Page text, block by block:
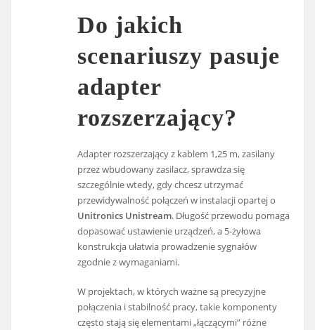
Do jakich
scenariuszy pasuje
adapter
rozszerzający?
Adapter rozszerzający z kablem 1,25 m, zasilany
przez wbudowany zasilacz, sprawdza się
szczególnie wtedy, gdy chcesz utrzymać
przewidywalność połączeń w instalacji opartej o
Unitronics Unistream. Długość przewodu pomaga
dopasować ustawienie urządzeń, a 5-żyłowa
konstrukcja ułatwia prowadzenie sygnałów
zgodnie z wymaganiami.
W projektach, w których ważne są precyzyjne
połączenia i stabilność pracy, takie komponenty
często stają się elementami „łączącymi” różne